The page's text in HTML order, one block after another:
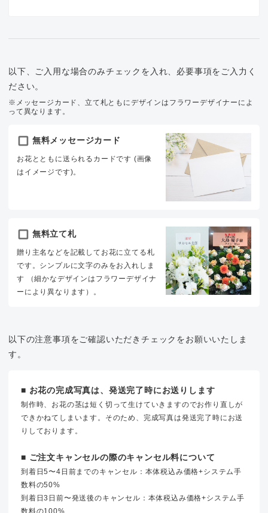
以下、ご入用な場合のみチェックを入れ、必要事項をご入力く
ださい。
※メッセージカード、立て札ともにデザインはフラワーデザイナーによ
って異なります。
無料メッセージカード
お花とともに送られるカードです (画像
はイメージです)。
無料立て札
贈り主名などを記載してお花に立てる札
です。シンプルに文字のみをお入れしま
す （細かなデザインはフラワーデザイナ
ーにより異なります）。
以下の注意事項をご確認いただきチェックをお願いいたしま
す。
■ お花の完成写真は、発送完了時にお送りします
制作時、お花の茎は短く切って生けていきますのでお作り直しが
できかねてしまいます。そのため、完成写真は発送完了時にお送
りしております。
■ ご注文キャンセルの際のキャンセル料について
到着日5〜4日前までのキャンセル：本体税込み価格+システム手
数料の50%
到着日3日前〜発送後のキャンセル：本体税込み価格+システム手